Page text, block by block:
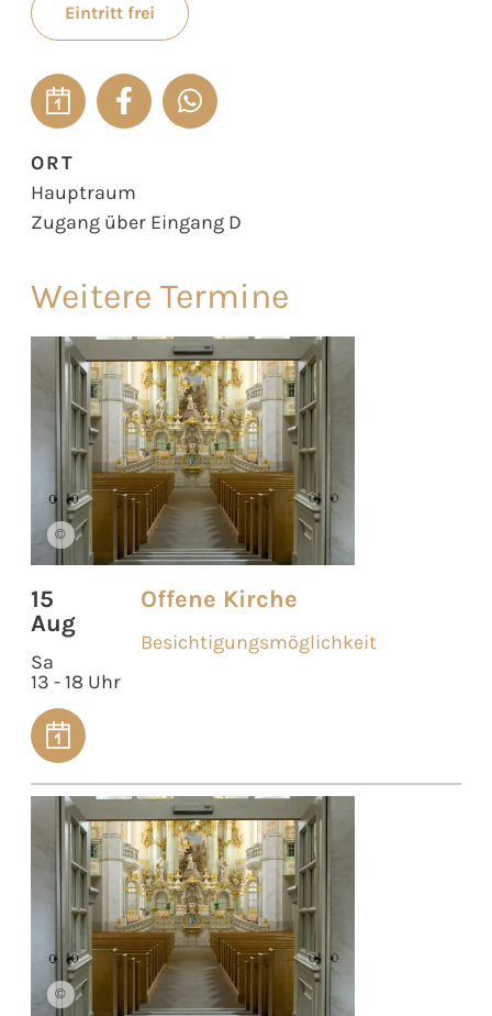
Eintritt frei
ORT
Hauptraum
Zugang über Eingang D
Weitere Termine
©
15
Aug
Sa
13 - 18 Uhr
Offene Kirche
Besichtigungsmöglichkeit
©